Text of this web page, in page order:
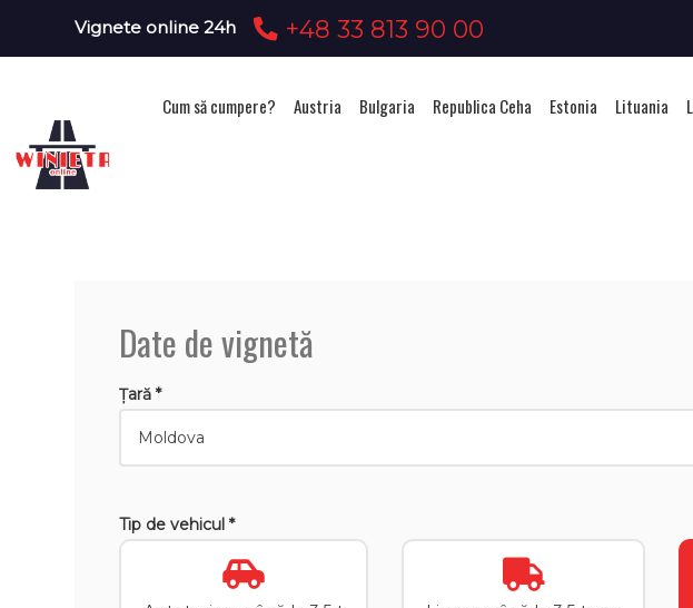
Vignete online 24h +48 33 813 90 00
Cum să cumpere? Austria Bulgaria Republica Ceha Estonia Lituania
Date de vignetă
Țară *
Tip de vehicul *